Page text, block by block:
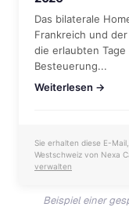
Das bilaterale
Frankreich und
die erlaubten
Besteuerung...
Weiterlesen →
Sie erhalten diese E-
Westschweiz von Nexa
verwalten
Beispiel einer